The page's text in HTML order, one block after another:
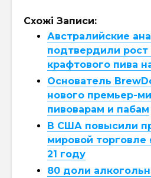
Схожі Записи:
Австралийские
подтвердили
крафтового пива
Основатель
нового премьер-
пивоварам и пабам
В США повысили
мировой торговле
21 году
80 доли